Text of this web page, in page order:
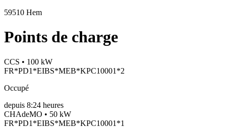
59510 Hem
Points de charge
CCS • 100 kW
FR*PD1*EIBS*MEB*KPC10001*2
Occupé
depuis 8:24 heures
CHAdeMO • 50 kW
FR*PD1*EIBS*MEB*KPC10001*1